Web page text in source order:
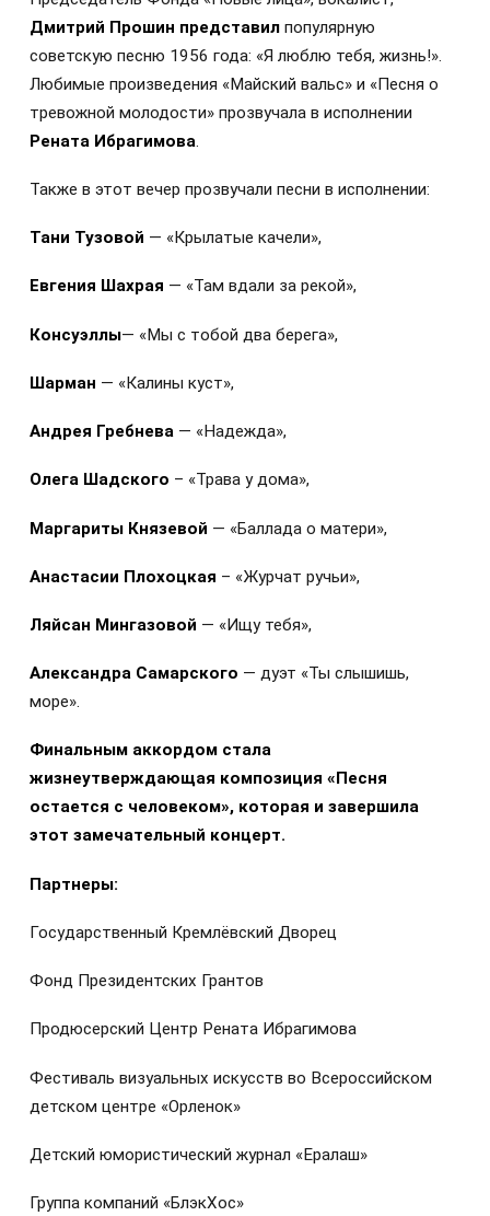
Дмитрий Прошин представил популярную
советскую песню 1956 года: «Я люблю тебя, жизнь!».
Любимые произведения «Майский вальс» и «Песня о
тревожной молодости» прозвучала в исполнении
Рената Ибрагимова.
Также в этот вечер прозвучали песни в исполнении:
Тани Тузовой — «Крылатые качели»,
Евгения Шахрая — «Там вдали за рекой»,
Консуэллы— «Мы с тобой два берега»,
Шарман — «Калины куст»,
Андрея Гребнева — «Надежда»,
Олега Шадского – «Трава у дома»,
Маргариты Князевой — «Баллада о матери»,
Анастасии Плохоцкая – «Журчат ручьи»,
Ляйсан Мингазовой — «Ищу тебя»,
Александра Самарского — дуэт «Ты слышишь,
море».
Финальным аккордом стала
жизнеутверждающая композиция «Песня
остается с человеком», которая и завершила
этот замечательный концерт.
Партнеры:
Государственный Кремлёвский Дворец
Фонд Президентских Грантов
Продюсерский Центр Рената Ибрагимова
Фестиваль визуальных искусств во Всероссийском
детском центре «Орленок»
Детский юмористический журнал «Ералаш»
Группа компаний «БлэкХос»